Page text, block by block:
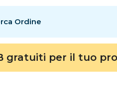
Ordine
Andorra
Europa
gratuiti per il tuo